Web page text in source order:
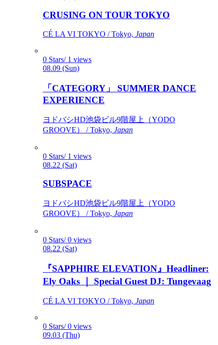
CRUSING ON TOUR TOKYO
CÉ LA VI TOKYO / Tokyo, Japan
0 Stars/ 1 views
08.09 (Sun)
「CATEGORY」 SUMMER DANCE
EXPERIENCE
ヨドバシHD池袋ビル9階屋上（YODO
GROOVE） / Tokyo, Japan
0 Stars/ 1 views
08.22 (Sat)
SUBSPACE
ヨドバシHD池袋ビル9階屋上（YODO
GROOVE） / Tokyo, Japan
0 Stars/ 0 views
08.22 (Sat)
『SAPPHIRE ELEVATION』Headliner:
Ely Oaks ｜ Special Guest DJ: Tungevaag
CÉ LA VI TOKYO / Tokyo, Japan
0 Stars/ 0 views
09.03 (Thu)